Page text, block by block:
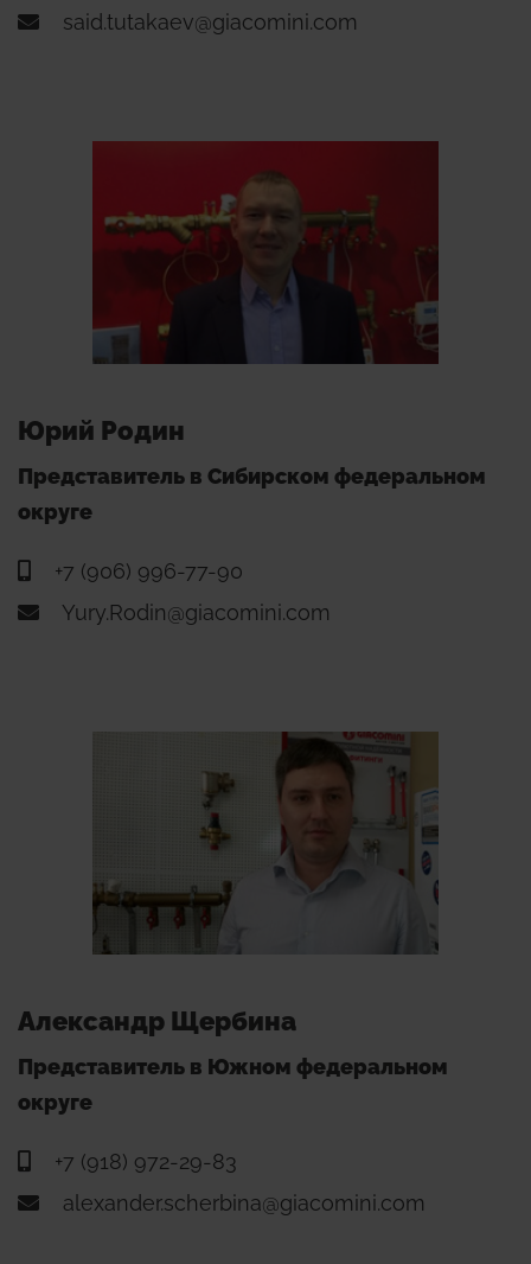
said.tutakaev@giacomini.com
Юрий Родин
Представитель в Сибирском федеральном
округе
+7 (906) 996-77-90
Yury.Rodin@giacomini.com
Александр Щербина
Представитель в Южном федеральном
округе
+7 (918) 972-29-83
alexander.scherbina@giacomini.com